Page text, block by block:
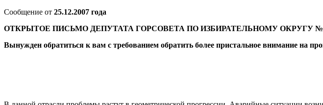
Сообщение от 25.12.2007 года
ОТКРЫТОЕ ПИСЬМО ДЕПУТАТА ГОРСОВЕТА ПО ИЗБИРАТЕЛЬНОМУ ОКРУГУ
Вынужден обратиться к вам с требованием обратить более пристальное внимание на